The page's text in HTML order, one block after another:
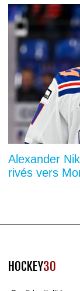
Alexander
rivés vers
HOCKEY30